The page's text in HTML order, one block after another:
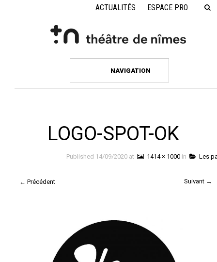
ACTUALITÉS ESPACE PRO
NAVIGATION
LOGO-SPOT-OK
Published 14/09/2020at 1414 × 1000in Les
← Précédent Suivant →